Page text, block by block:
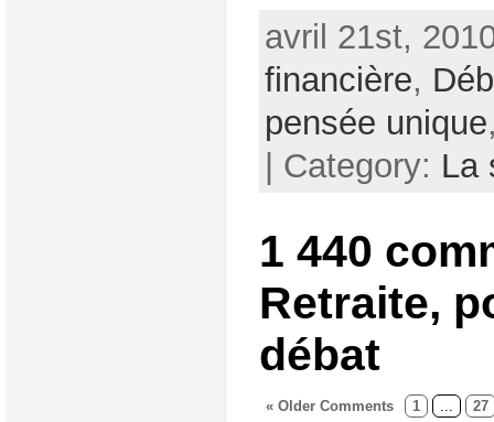
avril 21st,
financière,
pensée unique
| Category: La
1 440
Retraite,
débat
« Older Comments 1 ... 27